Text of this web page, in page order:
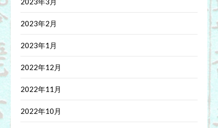
2023年2月
2023年1月
2022年12月
2022年11月
2022年10月